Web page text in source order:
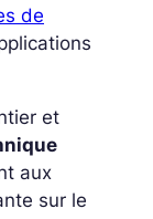
de
et
aux
sur le